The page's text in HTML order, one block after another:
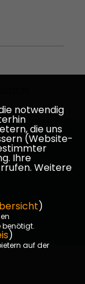
notwendig
die uns
(Website-
Ihre
Weitere
)
)
auf der